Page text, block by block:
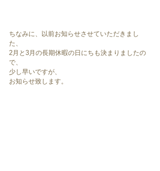
ちなみに、以前お知らせさせていただきまし
た、
2月と3月の長期休暇の日にちも決まりましたの
で、
少し早いですが、
お知らせ致します。